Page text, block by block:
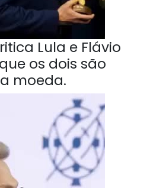
Lula e Flávio
os dois são
moeda.